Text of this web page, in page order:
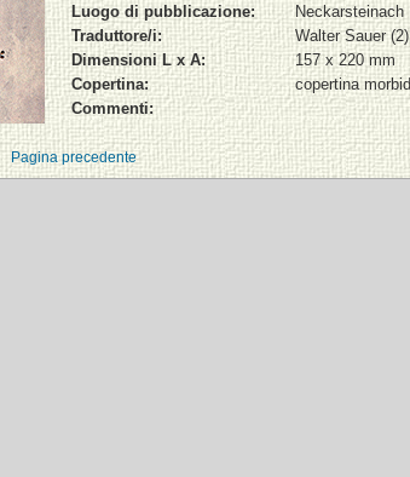
Luogo di pubblicazione:
Neckarsteinach
Traduttore/i:
Walter Sauer (2)
Dimensioni L x A:
157 x 220 mm
Copertina:
copertina
Commenti:
Pagina precedente